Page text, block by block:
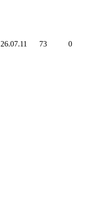
26.07.11 73 0